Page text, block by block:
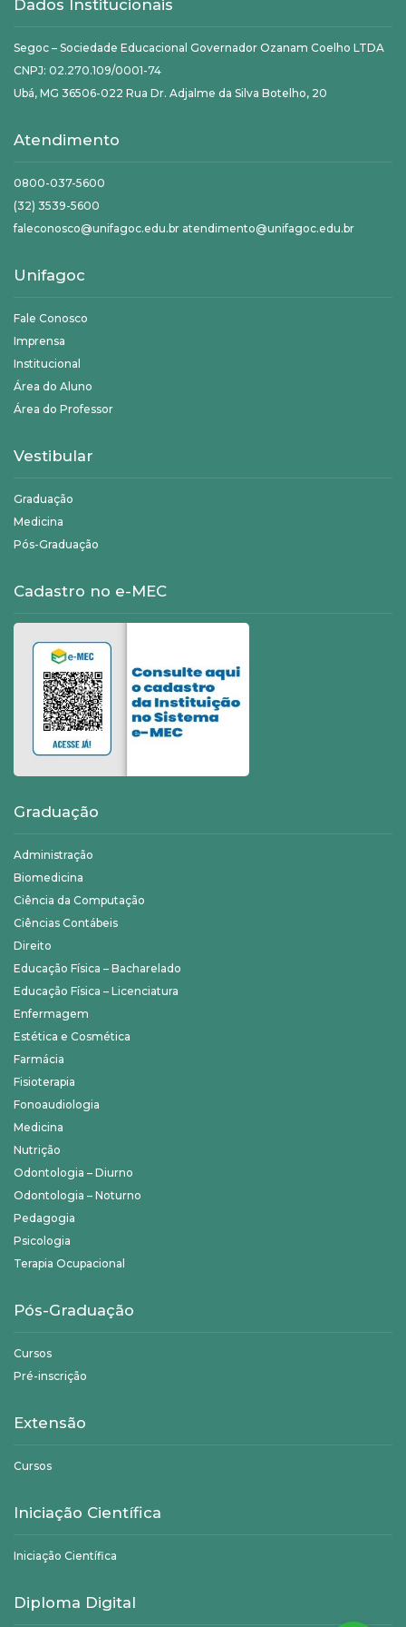
Dados Institucionais
Segoc – Sociedade Educacional Governador Ozanam Coelho LTDA
CNPJ: 02.270.109/0001-74
Ubá, MG 36506-022 Rua Dr. Adjalme da Silva Botelho, 20
Atendimento
0800-037-5600
(32) 3539-5600
faleconosco@unifagoc.edu.br atendimento@unifagoc.edu.br
Unifagoc
Fale Conosco
Imprensa
Institucional
Área do Aluno
Área do Professor
Vestibular
Graduação
Medicina
Pós-Graduação
Cadastro no e-MEC
Graduação
Administração
Biomedicina
Ciência da Computação
Ciências Contábeis
Direito
Educação Física – Bacharelado
Educação Física – Licenciatura
Enfermagem
Estética e Cosmética
Farmácia
Fisioterapia
Fonoaudiologia
Medicina
Nutrição
Odontologia – Diurno
Odontologia – Noturno
Pedagogia
Psicologia
Terapia Ocupacional
Pós-Graduação
Cursos
Pré-inscrição
Extensão
Cursos
Iniciação Científica
Iniciação Científica
Diploma Digital